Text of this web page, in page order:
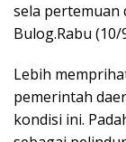
sela pertemuan
Bulog.Rabu (10/
Lebih
pemerintah
kondisi ini.